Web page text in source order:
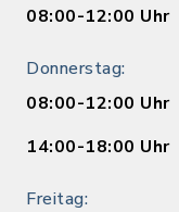
08:00-12:00 Uhr
Donnerstag:
08:00-12:00 Uhr
14:00-18:00 Uhr
Freitag: